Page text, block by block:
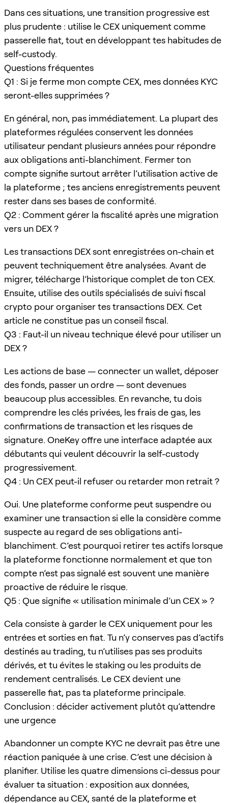
Dans ces situations, une transition progressive est
plus prudente : utilise le CEX uniquement comme
passerelle fiat, tout en développant tes habitudes de
self-custody.
Questions fréquentes
Q1 : Si je ferme mon compte CEX, mes données KYC
seront-elles supprimées ?
En général, non, pas immédiatement. La plupart des
plateformes régulées conservent les données
utilisateur pendant plusieurs années pour répondre
aux obligations anti-blanchiment. Fermer ton
compte signifie surtout arrêter l’utilisation active de
la plateforme ; tes anciens enregistrements peuvent
rester dans ses bases de conformité.
Q2 : Comment gérer la fiscalité après une migration
vers un DEX ?
Les transactions DEX sont enregistrées on-chain et
peuvent techniquement être analysées. Avant de
migrer, télécharge l’historique complet de ton CEX.
Ensuite, utilise des outils spécialisés de suivi fiscal
crypto pour organiser tes transactions DEX. Cet
article ne constitue pas un conseil fiscal.
Q3 : Faut-il un niveau technique élevé pour utiliser un
DEX ?
Les actions de base — connecter un wallet, déposer
des fonds, passer un ordre — sont devenues
beaucoup plus accessibles. En revanche, tu dois
comprendre les clés privées, les frais de gas, les
confirmations de transaction et les risques de
signature. OneKey offre une interface adaptée aux
débutants qui veulent découvrir la self-custody
progressivement.
Q4 : Un CEX peut-il refuser ou retarder mon retrait ?
Oui. Une plateforme conforme peut suspendre ou
examiner une transaction si elle la considère comme
suspecte au regard de ses obligations anti-
blanchiment. C’est pourquoi retirer tes actifs lorsque
la plateforme fonctionne normalement et que ton
compte n’est pas signalé est souvent une manière
proactive de réduire le risque.
Q5 : Que signifie « utilisation minimale d’un CEX » ?
Cela consiste à garder le CEX uniquement pour les
entrées et sorties en fiat. Tu n’y conserves pas d’actifs
destinés au trading, tu n’utilises pas ses produits
dérivés, et tu évites le staking ou les produits de
rendement centralisés. Le CEX devient une
passerelle fiat, pas ta plateforme principale.
Conclusion : décider activement plutôt qu’attendre
une urgence
Abandonner un compte KYC ne devrait pas être une
réaction paniquée à une crise. C’est une décision à
planifier. Utilise les quatre dimensions ci-dessus pour
évaluer ta situation : exposition aux données,
dépendance au CEX, santé de la plateforme et